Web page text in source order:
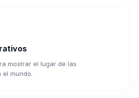
mostrar el lugar de las
el mundo.